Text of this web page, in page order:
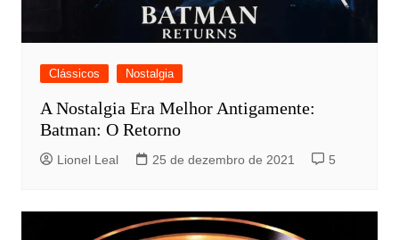
Clássicos Nostalgia
A Nostalgia Era Melhor Antigamente:
Batman: O Retorno
Lionel Leal 25 de dezembro de 2021 5